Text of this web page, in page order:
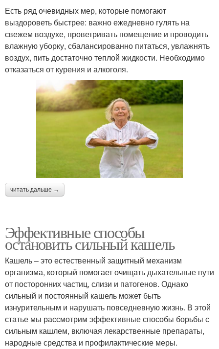
Есть ряд очевидных мер, которые помогают
выздороветь быстрее: важно ежедневно гулять на
свежем воздухе, проветривать помещение и проводить
влажную уборку, сбалансированно питаться, увлажнять
воздух, пить достаточно теплой жидкости. Необходимо
отказаться от курения и алкоголя.
читать дальше →
Эффективные способы
остановить сильный кашель
Кашель – это естественный защитный механизм
организма, который помогает очищать дыхательные пути
от посторонних частиц, слизи и патогенов. Однако
сильный и постоянный кашель может быть
изнурительным и нарушать повседневную жизнь. В этой
статье мы рассмотрим эффективные способы борьбы с
сильным кашлем, включая лекарственные препараты,
народные средства и профилактические меры.